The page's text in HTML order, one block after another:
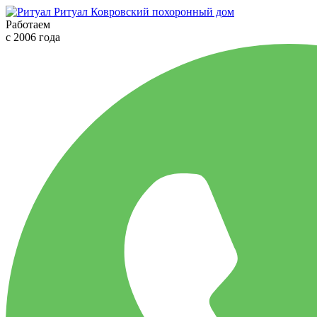
Ритуал Ковровский похоронный дом
Работаем
с 2006 года